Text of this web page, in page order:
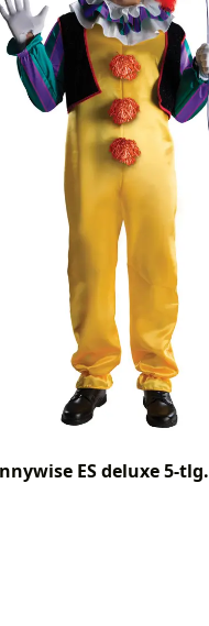
ES deluxe 5-tlg.